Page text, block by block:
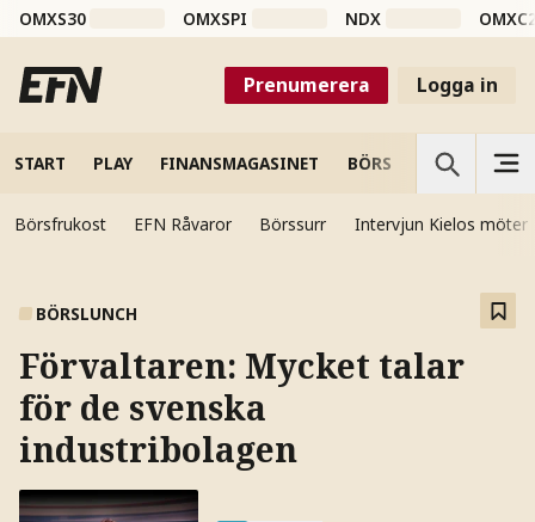
OMXS30 OMXSPI NDX
Prenumerera Logga in
START PLAY FINANSMAGASINET BÖRS VETENSKAP
Börsfrukost EFN Råvaror Börssurr Intervjun Kielos möter
BÖRSLUNCH
Förvaltaren: Mycket talar
för de svenska
industribolagen